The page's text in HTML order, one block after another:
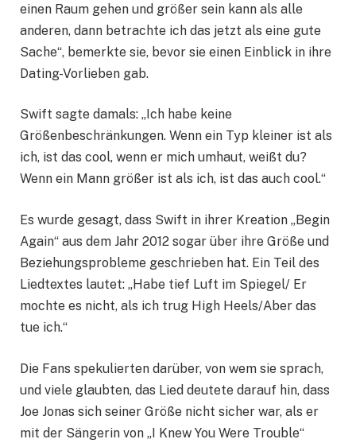
einen Raum gehen und größer sein kann als alle
anderen, dann betrachte ich das jetzt als eine gute
Sache“, bemerkte sie, bevor sie einen Einblick in ihre
Dating-Vorlieben gab.
Swift sagte damals: „Ich habe keine
Größenbeschränkungen. Wenn ein Typ kleiner ist als
ich, ist das cool, wenn er mich umhaut, weißt du?
Wenn ein Mann größer ist als ich, ist das auch cool.“
Es wurde gesagt, dass Swift in ihrer Kreation „Begin
Again“ aus dem Jahr 2012 sogar über ihre Größe und
Beziehungsprobleme geschrieben hat. Ein Teil des
Liedtextes lautet: „Habe tief Luft im Spiegel/ Er
mochte es nicht, als ich trug High Heels/Aber das
tue ich.“
Die Fans spekulierten darüber, von wem sie sprach,
und viele glaubten, das Lied deutete darauf hin, dass
Joe Jonas sich seiner Größe nicht sicher war, als er
mit der Sängerin von „I Knew You Were Trouble“